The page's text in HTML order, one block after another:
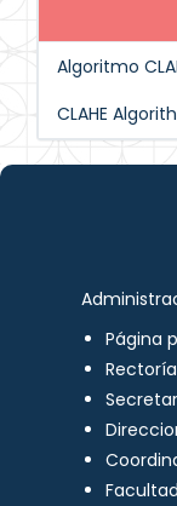
Algoritmo
CLAHE
Página
Rectoría